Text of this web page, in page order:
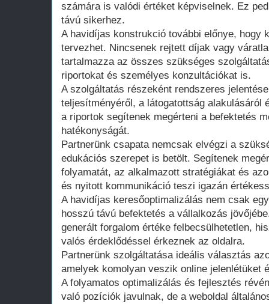
számára is valódi értéket képviselnek. Ez
távú sikerhez.
A havidíjas konstrukció további előnye, hogy
tervezhet. Nincsenek rejtett díjak vagy
tartalmazza az összes szükséges
riportokat és személyes konzultációkat is.
A szolgáltatás részeként rendszeres
teljesítményéről, a látogatottság alakulásáról
a riportok segítenek megérteni a befektetés
hatékonyságát.
Partnerünk csapata nemcsak elvégzi a
edukációs szerepet is betölt. Segítenek
folyamatát, az alkalmazott stratégiákat és
és nyitott kommunikáció teszi igazán
A havidíjas keresőoptimalizálás nem csak
hosszú távú befektetés a vállalkozás
generált forgalom értéke felbecsülhetetlen,
valós érdeklődéssel érkeznek az oldalra.
Partnerünk szolgáltatása ideális választás
amelyek komolyan veszik online jelenlétüket
A folyamatos optimalizálás és fejlesztés
való pozíciók javulnak, de a weboldal